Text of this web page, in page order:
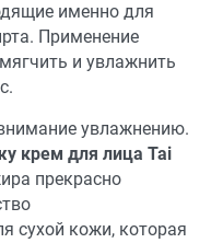
именно для
Применение
и увлажнить
увлажнению.
крем для лица Tai
прекрасно
сухой кожи, которая